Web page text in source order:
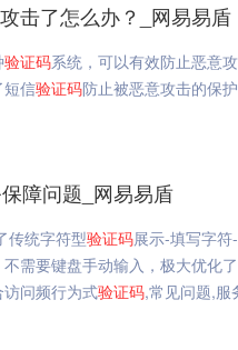
击了怎么办？_网易易盾
验证码系统，可以有效防止恶意
短信验证码防止被恶意攻击的保
保障问题_网易易盾
传统字符型验证码展示-填写字
需要键盘手动输入，极大优化
问频行为式验证码,常见问题,服